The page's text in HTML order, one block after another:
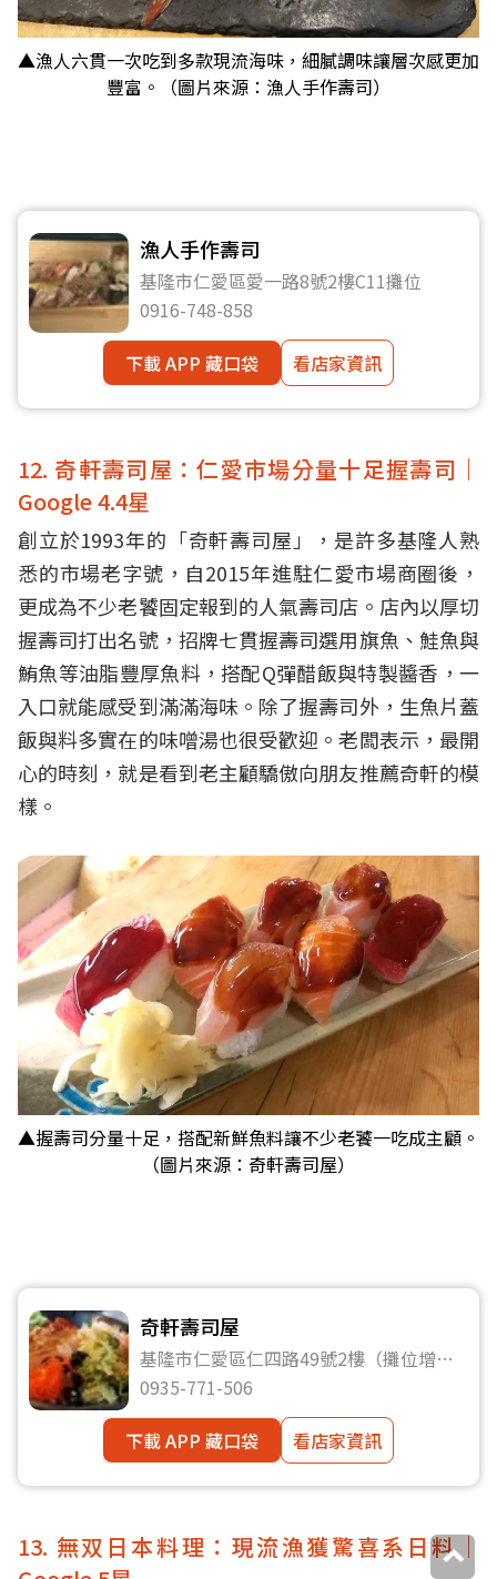
▲漁人六貫一次吃到多款現流海味，細膩調味讓層次感更加
豐富。（圖片來源：漁人手作壽司）
漁人手作壽司
基隆市仁愛區愛一路8號2樓C11攤位
0916-748-858
下載 APP 藏口袋
看店家資訊
12. 奇軒壽司屋：仁愛市場分量十足握壽司｜
Google 4.4星
創立於1993年的「奇軒壽司屋」，是許多基隆人熟
悉的市場老字號，自2015年進駐仁愛市場商圈後，
更成為不少老饕固定報到的人氣壽司店。店內以厚切
握壽司打出名號，招牌七貫握壽司選用旗魚、鮭魚與
鮪魚等油脂豐厚魚料，搭配Q彈醋飯與特製醬香，一
入口就能感受到滿滿海味。除了握壽司外，生魚片蓋
飯與料多實在的味噌湯也很受歡迎。老闆表示，最開
心的時刻，就是看到老主顧驕傲向朋友推薦奇軒的模
樣。
▲握壽司分量十足，搭配新鮮魚料讓不少老饕一吃成主顧。
（圖片來源：奇軒壽司屋）
奇軒壽司屋
基隆市仁愛區仁四路49號2樓（攤位增
28）
0935-771-506
下載 APP 藏口袋
看店家資訊
13. 無双日本料理：現流漁獲驚喜系日料｜